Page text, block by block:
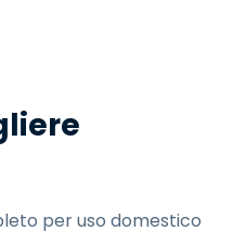
per uso domestico